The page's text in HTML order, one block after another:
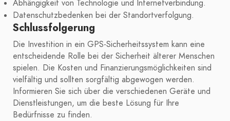
Abhängigkeit von Technologie und Internetverbindung.
Datenschutzbedenken bei der Standortverfolgung.
Schlussfolgerung
Die Investition in ein GPS-Sicherheitssystem kann eine
entscheidende Rolle bei der Sicherheit älterer Menschen
spielen. Die Kosten und Finanzierungsmöglichkeiten sind
vielfältig und sollten sorgfältig abgewogen werden.
Informieren Sie sich über die verschiedenen Geräte und
Dienstleistungen, um die beste Lösung für Ihre
Bedürfnisse zu finden.